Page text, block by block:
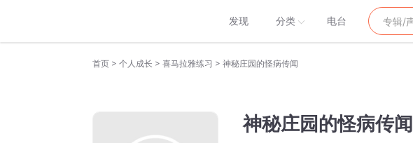
发现 分类 电台
首页 > 个人成长 > 喜马拉雅练习 > 神秘庄园的怪病传闻
神秘庄园的怪病传闻